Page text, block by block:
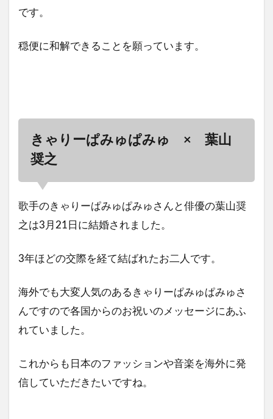
です。
穏便に和解できることを願っています。
きゃりーぱみゅぱみゅ × 葉山
奨之
歌手のきゃりーぱみゅぱみゅさんと俳優の葉山奨
之は3月21日に結婚されました。
3年ほどの交際を経て結ばれたお二人です。
海外でも大変人気のあるきゃりーぱみゅぱみゅさ
んですので各国からのお祝いのメッセージにあふ
れていました。
これからも日本のファッションや音楽を海外に発
信していただきたいですね。